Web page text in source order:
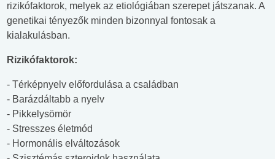
rizikófaktorok, melyek az etiológiában szerepet játszanak. A
genetikai tényezők minden bizonnyal fontosak a
kialakulásban.
Rizikófaktorok:
- Térképnyelv előfordulása a családban
- Barázdáltabb a nyelv
- Pikkelysömör
- Stresszes életmód
- Hormonális elváltozások